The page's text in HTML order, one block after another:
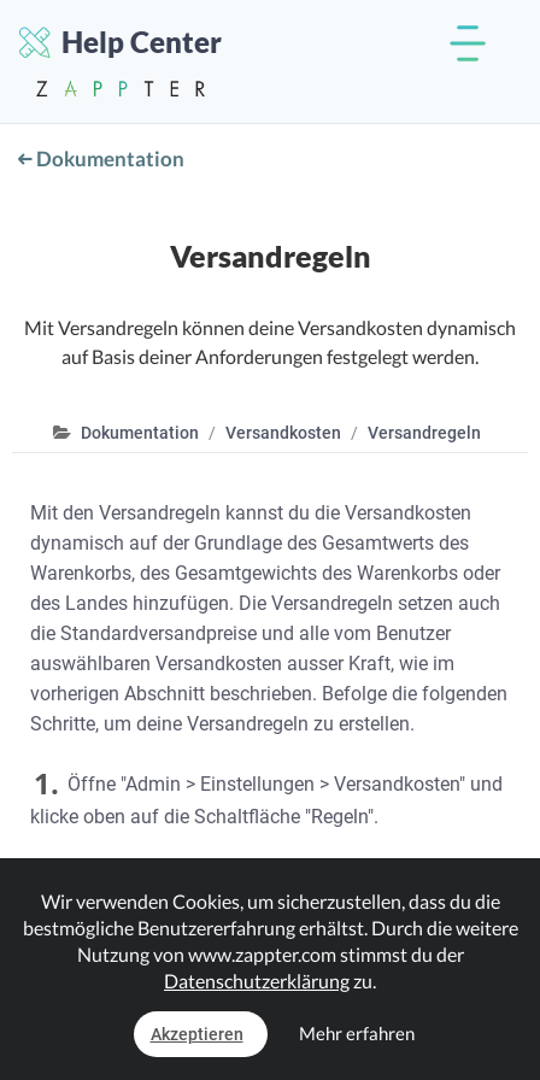
Help Center
Dokumentation
Versandregeln
Mit Versandregeln können deine Versandkosten dynamisch
auf Basis deiner Anforderungen festgelegt werden.
Dokumentation Versandkosten Versandregeln
Mit den Versandregeln kannst du die Versandkosten
dynamisch auf der Grundlage des Gesamtwerts des
Warenkorbs, des Gesamtgewichts des Warenkorbs oder
des Landes hinzufügen. Die Versandregeln setzen auch
die Standardversandpreise und alle vom Benutzer
auswählbaren Versandkosten ausser Kraft, wie im
vorherigen Abschnitt beschrieben. Befolge die folgenden
Schritte, um deine Versandregeln zu erstellen.
1. Öffne "Admin > Einstellungen > Versandkosten" und
klicke oben auf die Schaltfläche "Regeln".
Wir verwenden Cookies, um sicherzustellen, dass du die
bestmögliche Benutzererfahrung erhältst. Durch die weitere
Nutzung von www.zappter.com stimmst du der
Datenschutzerklärungzu.
Akzeptieren Mehr erfahren